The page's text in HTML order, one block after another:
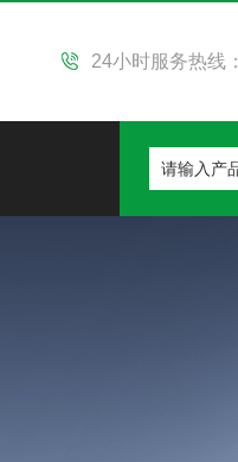
24小时服务热线：